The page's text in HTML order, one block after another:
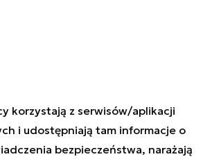
korzystają z serwisów/aplikacji
i udostępniają tam informacje o
bezpieczeństwa, narażają